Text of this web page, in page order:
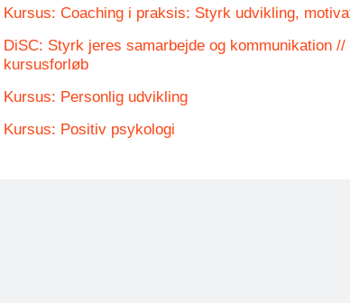
Kursus: Coaching i praksis: Styrk udvikling,
DiSC: Styrk jeres samarbejde og kommunikation
kursusforløb
Kursus: Personlig udvikling
Kursus: Positiv psykologi